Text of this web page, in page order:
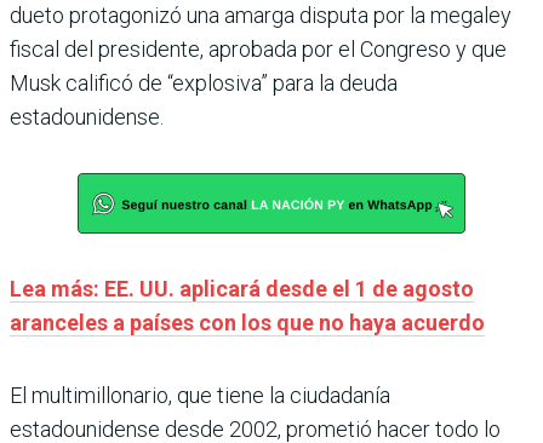
dueto protagonizó una amarga disputa por la megaley
fiscal del presidente, aprobada por el Congreso y que
Musk calificó de “explosiva” para la deuda
estadounidense.
Lea más: EE. UU. aplicará desde el 1 de agosto
aranceles a países con los que no haya acuerdo
El multimillonario, que tiene la ciudadanía
estadounidense desde 2002, prometió hacer todo lo